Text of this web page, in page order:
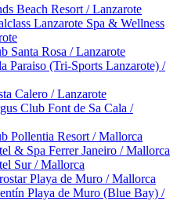
Resort / Lanzarote
Spa & Wellness
Rosa / Lanzarote
(Tri-Sports Lanzarote) /
/ Lanzarote
Font de Sa Cala /
Resort / Mallorca
Ferrer Janeiro / Mallorca
/ Mallorca
de Muro / Mallorca
de Muro (Blue Bay) /